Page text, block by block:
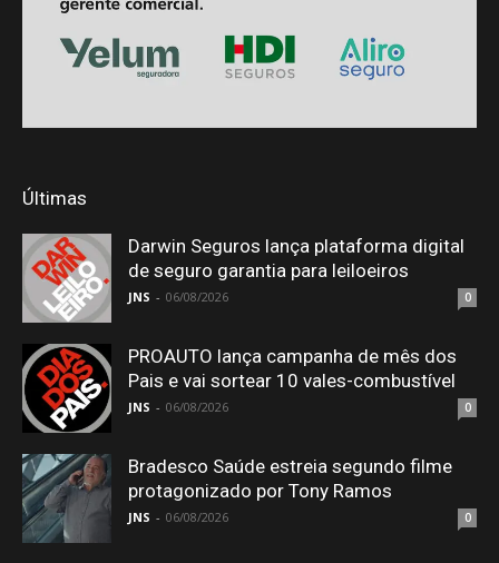
Últimas
Darwin Seguros lança plataforma digital
de seguro garantia para leiloeiros
JNS - 06/08/2026 0
PROAUTO lança campanha de mês dos
Pais e vai sortear 10 vales-combustível
JNS - 06/08/2026 0
Bradesco Saúde estreia segundo filme
protagonizado por Tony Ramos
JNS - 06/08/2026 0